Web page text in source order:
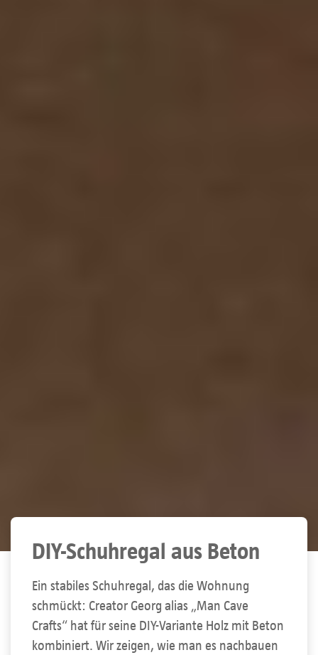
DIY-Schuhregal aus Beton
Ein stabiles Schuhregal, das die Wohnung
schmückt: Creator Georg alias „Man Cave
Crafts“ hat für seine DIY-Variante Holz mit Beton
kombiniert. Wir zeigen, wie man es nachbauen